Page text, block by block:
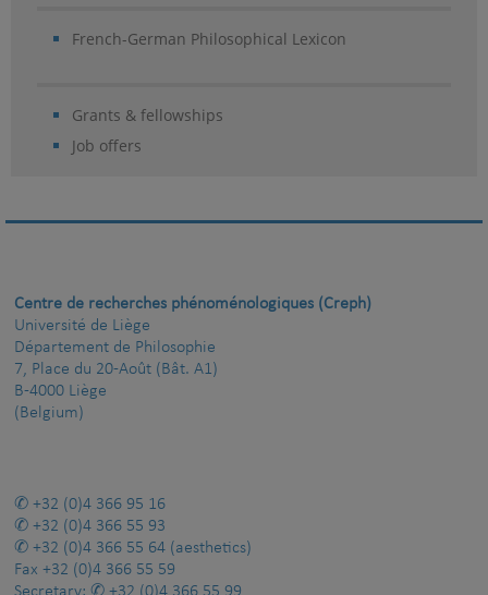
French-German Philosophical Lexicon
Grants & fellowships
Job offers
Centre de recherches phénoménologiques (Creph)
Université de Liège
Département de Philosophie
7, Place du 20-Août (Bât. A1)
B-4000 Liège
(Belgium)
+32 (0)4 366 95 16
+32 (0)4 366 55 93
+32 (0)4 366 55 64 (aesthetics)
Fax +32 (0)4 366 55 59